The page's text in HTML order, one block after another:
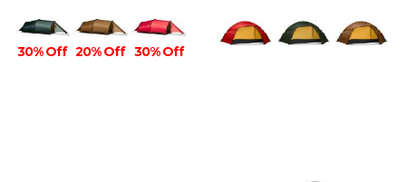
30% Off 20% Off 30% Off